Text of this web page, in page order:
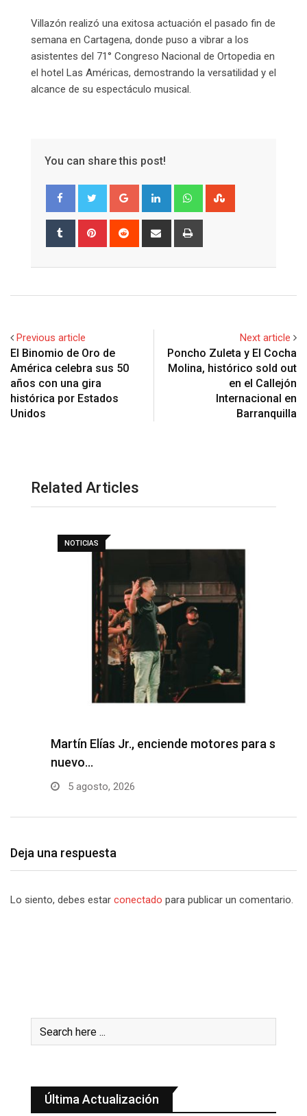
Villazón realizó una exitosa actuación el pasado fin de
semana en Cartagena, donde puso a vibrar a los
asistentes del 71° Congreso Nacional de Ortopedia en
el hotel Las Américas, demostrando la versatilidad y el
alcance de su espectáculo musical.
You can share this post!
Google+ LinkedIn Whatsapp
Tumblr Pinterest Reddit
Share
Previous article
El Binomio de Oro de
América celebra sus 50
años con una gira
histórica por Estados
Unidos
Next article
Poncho Zuleta y El Cocha
Molina, histórico sold out
en el Callejón
Internacional en
Barranquilla
Related Articles
NOTICIAS
Martín Elías Jr., enciende motores para su
nuevo…
5 agosto, 2026
Deja una respuesta
Lo siento, debes estar conectado para publicar un comentario.
Última Actualización